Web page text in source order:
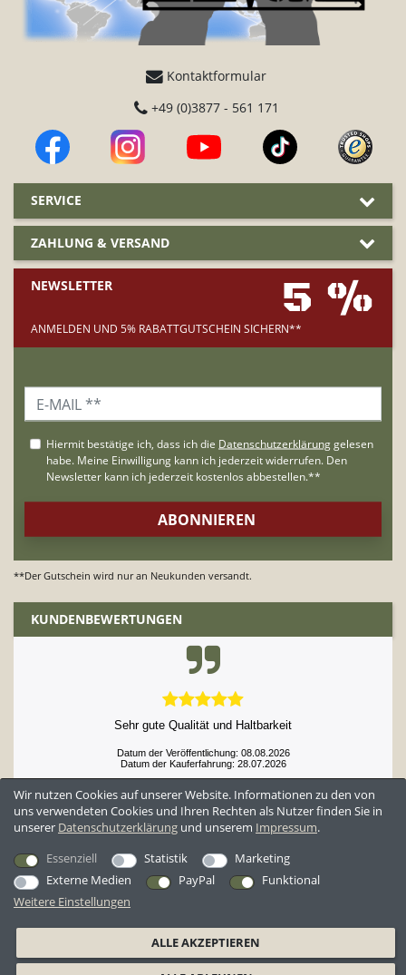
Kontaktformular
+49 (0)3877 - 561 171
SERVICE
ZAHLUNG & VERSAND
NEWSLETTER 5 %
ANMELDEN UND 5% RABATTGUTSCHEIN SICHERN**
**Der Gutschein wird nur an Neukunden versandt.
KUNDENBEWERTUNGEN
Sehr gute Qualität und Haltbarkeit
Datum der Veröffentlichung: 08.08.2026
Datum der Kauferfahrung: 28.07.2026
Wir nutzen Cookies auf unserer Website. Informationen zu den von
uns verwendeten Cookies und Ihren Rechten als Nutzer finden Sie in
unserer Daten­schutz­erklärung und unserem Impressum.
Essenziell
Statistik
Marketing
Externe Medien
PayPal
Funktional
Weitere Einstellungen
ALLE AKZEPTIEREN
AGB Datenschutzerklärung Widerrufsrecht Widerrufsformular